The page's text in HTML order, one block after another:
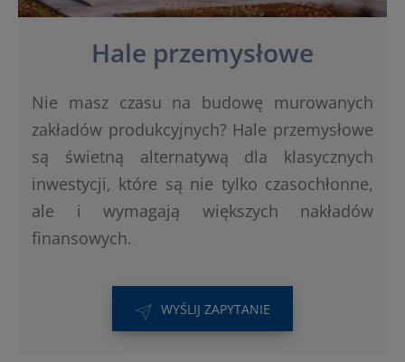
Hale przemysłowe
Nie masz czasu na budowę murowanych
zakładów produkcyjnych? Hale przemysłowe
są świetną alternatywą dla klasycznych
inwestycji, które są nie tylko czasochłonne,
ale i wymagają większych nakładów
finansowych.
WYŚLIJ ZAPYTANIE